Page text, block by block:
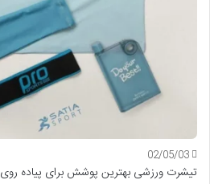
02/05/03
تیشرت ورزشی بهترین پوشش برای پیاده روی